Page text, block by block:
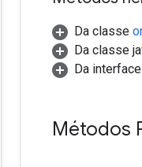
Da classe
Da classe
Da interface
Métodos